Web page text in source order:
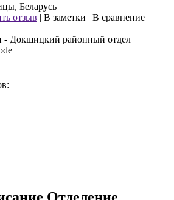
Беларусь
отзыв | В заметки | В сравнение
Отделение